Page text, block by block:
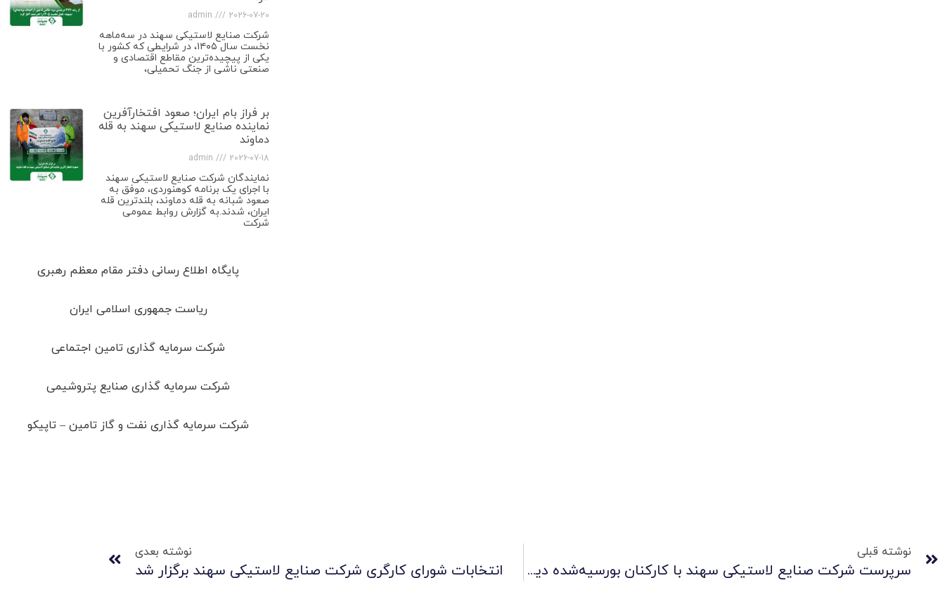
admin 2026-07-20
شرکت صنایع لاستیکی سهند در سه‌ماهه
نخست سال ۱۴۰۵، در شرایطی که کشور با
یکی از پیچیده‌ترین مقاطع اقتصادی و
صنعتی ناشی از جنگ تحمیلی،
بر فراز بام ایران؛ صعود افتخارآفرین
نماینده صنایع لاستیکی سهند به قله
دماوند
admin 2026-07-18
نمایندگان شرکت صنایع لاستیکی سهند
با اجرای یک برنامه کوهنوردی، موفق به
صعود شبانه به قله دماوند، بلندترین قله
ایران، شدند.به گزارش روابط عمومی
شرکت
پایگاه اطلاع رسانی دفتر مقام معظم رهبری
ریاست جمهوری اسلامی ایران
شرکت سرمایه گذاری تامین اجتماعی
شرکت سرمایه گذاری صنایع پتروشیمی
شرکت سرمایه گذاری نفت و گاز تامین – تاپیکو
نوشته قبلی
سرپرست شرکت صنایع لاستیکی سهند با کارکنان بورسیه‌شده دیدار کرد
نوشته بعدی
انتخابات شورای کارگری شرکت صنایع لاستیکی سهند برگزار شد